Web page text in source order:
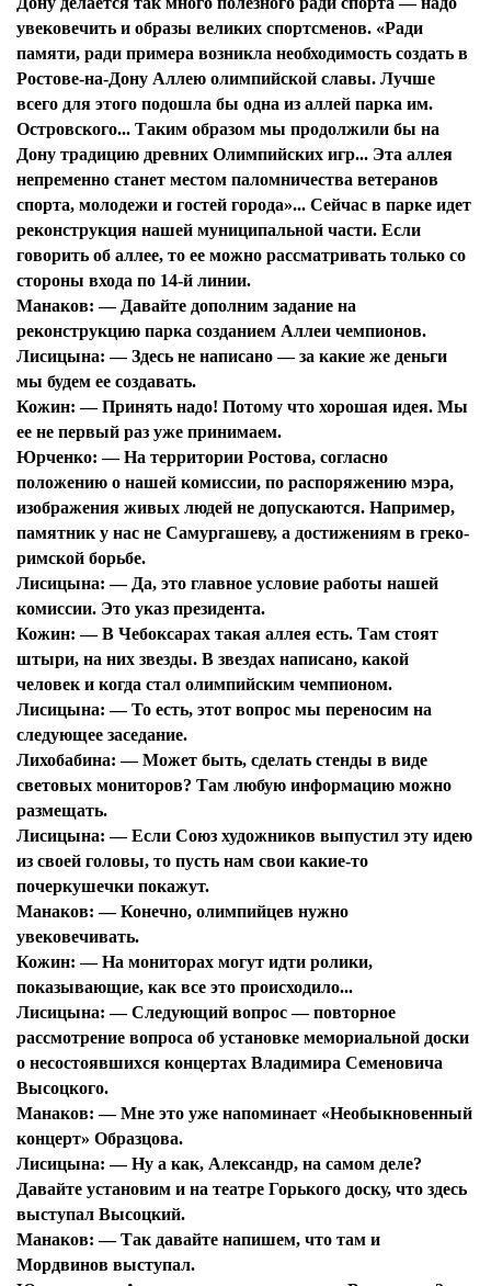
увековечить и образы великих спортсменов. «Ради
памяти, ради примера возникла необходимость создать в
Ростове-на-Дону Аллею олимпийской славы. Лучше
всего для этого подошла бы одна из аллей парка им.
Островского... Таким образом мы продолжили бы на
Дону традицию древних Олимпийских игр... Эта аллея
непременно станет местом паломничества ветеранов
спорта, молодежи и гостей города»... Сейчас в парке идет
реконструкция нашей муниципальной части. Если
говорить об аллее, то ее можно рассматривать только со
стороны входа по 14-й линии.
Манаков: — Давайте дополним задание на
реконструкцию парка созданием Аллеи чемпионов.
Лисицына: — Здесь не написано — за какие же деньги
мы будем ее создавать.
Кожин: — Принять надо! Потому что хорошая идея. Мы
ее не первый раз уже принимаем.
Юрченко: — На территории Ростова, согласно
положению о нашей комиссии, по распоряжению мэра,
изображения живых людей не допускаются. Например,
памятник у нас не Самургашеву, а достижениям в греко-
римской борьбе.
Лисицына: — Да, это главное условие работы нашей
комиссии. Это указ президента.
Кожин:— В Чебоксарах такая аллея есть. Там стоят
штыри, на них звезды. В звездах написано, какой
человек и когда стал олимпийским чемпионом.
Лисицына:— То есть, этот вопрос мы переносим на
следующее заседание.
Лихобабина: — Может быть, сделать стенды в виде
световых мониторов? Там любую информацию можно
размещать.
Лисицына:— Если Союз художников выпустил эту идею
из своей головы, то пусть нам свои какие-то
почеркушечки покажут.
Манаков: — Конечно, олимпийцев нужно
увековечивать.
Кожин: — На мониторах могут идти ролики,
показывающие, как все это происходило...
Лисицына: — Следующий вопрос — повторное
рассмотрение вопроса об установке мемориальной доски
о несостоявшихся концертах Владимира Семеновича
Высоцкого.
Манаков:— Мне это уже напоминает «Необыкновенный
концерт» Образцова.
Лисицына: — Ну а как, Александр, на самом деле?
Давайте установим и на театре Горького доску, что здесь
выступал Высоцкий.
Манаков: — Так давайте напишем, что там и
Мордвинов выступал.
Я согласен с политикой конфиденциальности и
защиты информации*
Я согласен сполитикой конфиденциальности и
защиты информации*